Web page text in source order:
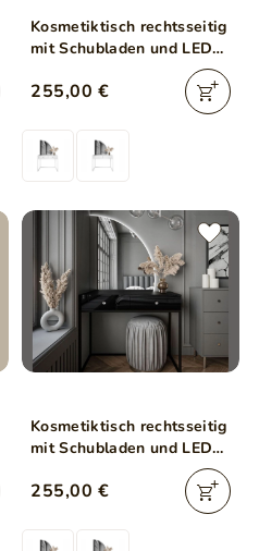
Kosmetiktisch rechtsseitig
mit Schubladen und LED-
Beleuchtung auf weißen
Beinen Clarette Weiß
255,00 €
Kosmetiktisch rechtsseitig
mit Schubladen und LED-
schwarzen Beinen
Hochglanz
255,00 €